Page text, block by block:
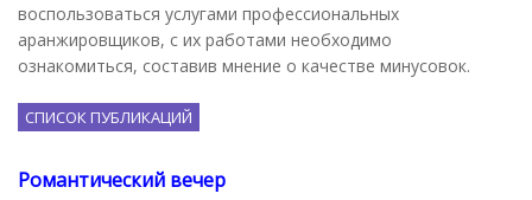
воспользоваться услугами профессиональных
аранжировщиков, с их работами необходимо
ознакомиться, составив мнение о качестве минусовок.
СПИСОК ПУБЛИКАЦИЙ
Романтический вечер